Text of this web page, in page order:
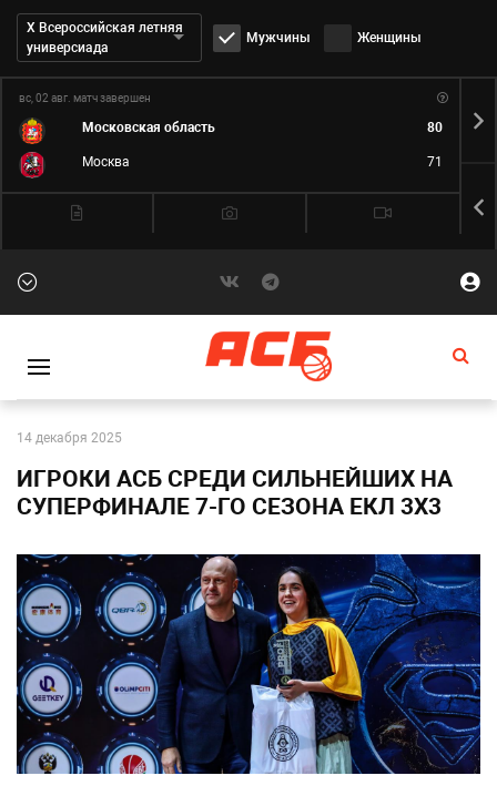
Дивизион:
Х Всероссийская летняя
универсиада
Мужчины Женщины
вс, 02 авг. матч завершен
Московская область 80
Москва 71
14 декабря 2025
ИГРОКИ АСБ СРЕДИ СИЛЬНЕЙШИХ НА
СУПЕРФИНАЛЕ 7-ГО СЕЗОНА ЕКЛ 3Х3